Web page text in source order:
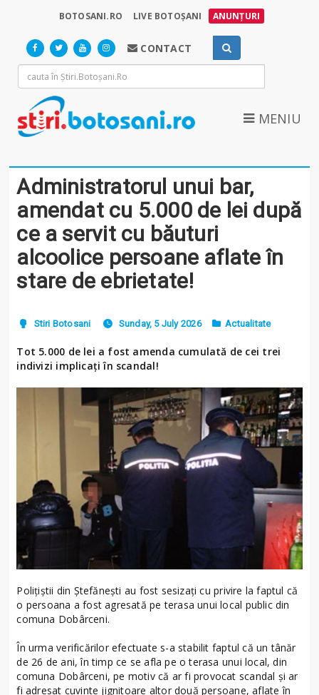
BOTOSANI.RO LIVE BOTOȘANI ANUNȚURI
CONTACT
MENIU
Administratorul unui bar,
amendat cu 5.000 de lei după
ce a servit cu băuturi
alcoolice persoane aflate în
stare de ebrietate!
Stiri Botosani Sunday, 5 July 2026 Actualitate
Tot 5.000 de lei a fost amenda cumulată de cei trei
indivizi implicați în scandal!
Polițiștii din Ștefănești au fost sesizați cu privire la faptul că
o persoana a fost agresată pe terasa unui local public din
comuna Dobârceni.
În urma verificărilor efectuate s-a stabilit faptul că un tânăr
de 26 de ani, în timp ce se afla pe o terasa unui local, din
comuna Dobârceni, pe motiv că ar fi provocat scandal și ar
fi adresat cuvinte jignitoare altor două persoane, aflate în